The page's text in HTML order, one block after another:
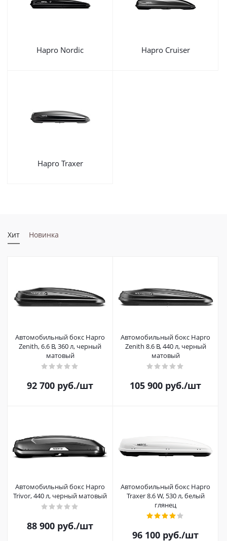
Hapro Nordic Hapro Cruiser
Hapro Traxer
Хит Новинка
Автомобильный бокс Hapro
Zenith, 6.6 B, 360 л, черный
матовый
92 700 руб./шт
Автомобильный бокс Hapro
Zenith 8.6 B, 440 л, черный
матовый
105 900 руб./шт
Автомобильный бокс Hapro
Trivor, 440 л, черный матовый
88 900 руб./шт
Автомобильный бокс Hapro
Traxer 8.6 W, 530 л, белый
глянец
96 100 руб./шт